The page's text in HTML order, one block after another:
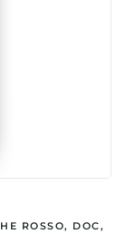
ROSSO, DOC,